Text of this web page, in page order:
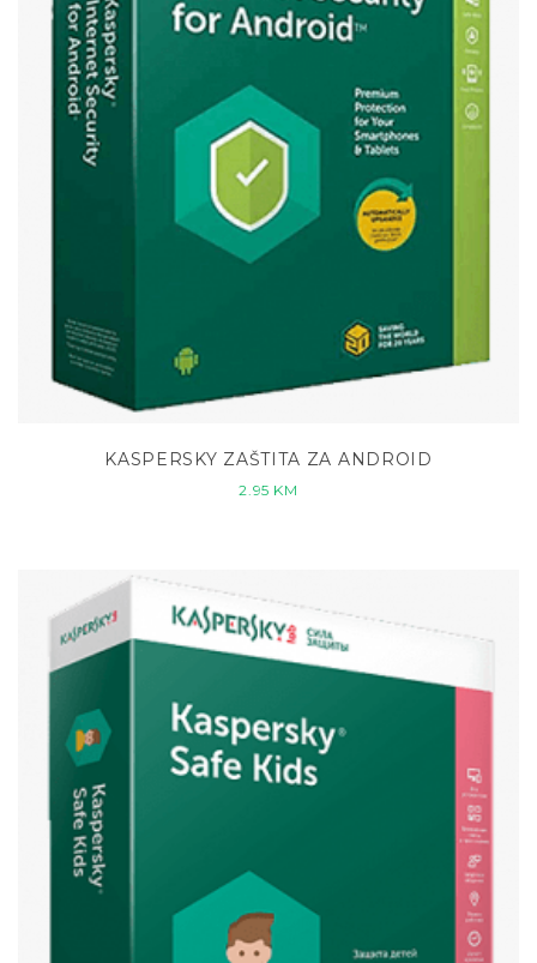
KASPERSKY ZAŠTITA ZA ANDROID
2.95 KM